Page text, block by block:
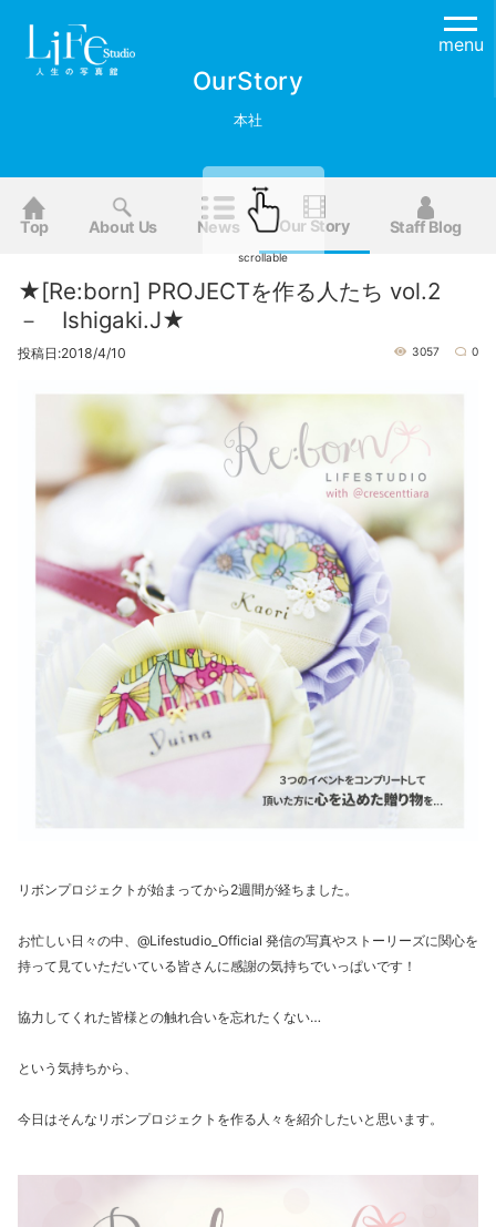
menu
OurStory
本社
Top About Us News Our Story Staff Blog
★[Re:born] PROJECTを作る人たち vol.2
－ Ishigaki.J★
投稿日:2018/4/10 3057 0
リボンプロジェクトが始まってから2週間が経ちました。
お忙しい日々の中、@Lifestudio_Official 発信の写真やストーリーズに関心を
持って見ていただいている皆さんに感謝の気持ちでいっぱいです！
協力してくれた皆様との触れ合いを忘れたくない…
という気持ちから、
今日はそんなリボンプロジェクトを作る人々を紹介したいと思います。